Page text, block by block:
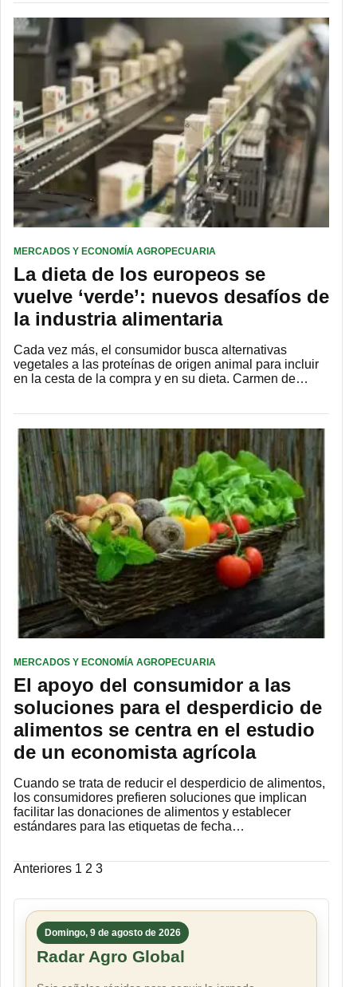
MERCADOS Y ECONOMÍA AGROPECUARIA
La dieta de los europeos se
vuelve ‘verde’: nuevos desafíos de
la industria alimentaria
Cada vez más, el consumidor busca alternativas
vegetales a las proteínas de origen animal para incluir
en la cesta de la compra y en su dieta. Carmen de…
MERCADOS Y ECONOMÍA AGROPECUARIA
El apoyo del consumidor a las
soluciones para el desperdicio de
alimentos se centra en el estudio
de un economista agrícola
Cuando se trata de reducir el desperdicio de alimentos,
los consumidores prefieren soluciones que implican
facilitar las donaciones de alimentos y establecer
estándares para las etiquetas de fecha…
Paginación
de
entradas
Anteriores 1 2 3
Domingo, 9 de agosto de 2026
Radar Agro Global